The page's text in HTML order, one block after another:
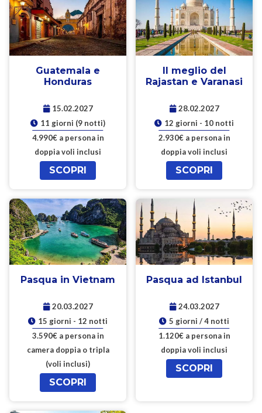
Guatemala e
Honduras
15.02.2027
11 giorni (9 notti)
4.990€ a persona in
doppia voli inclusi
SCOPRI
Il meglio del
Rajastan e Varanasi
28.02.2027
12 giorni - 10 notti
2.930€ a persona in
doppia voli inclusi
SCOPRI
Pasqua in Vietnam
20.03.2027
15 giorni - 12 notti
3.590€ a persona in
camera doppia o tripla
(voli inclusi)
SCOPRI
Pasqua ad Istanbul
24.03.2027
5 giorni / 4 notti
1.120€ a persona in
doppia voli inclusi
SCOPRI